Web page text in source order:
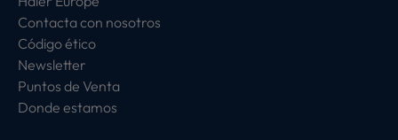
Contacta con nosotros
Código ético
Newsletter
Puntos de Venta
Donde estamos